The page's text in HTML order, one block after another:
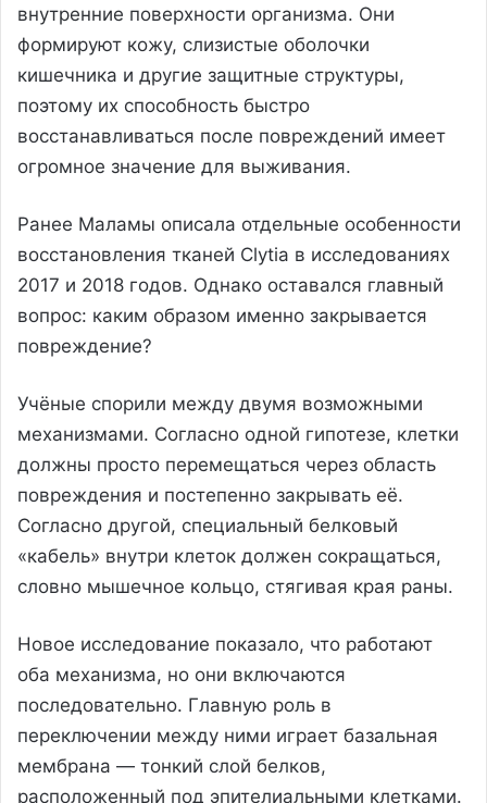
внутренние поверхности организма. Они
формируют кожу, слизистые оболочки
кишечника и другие защитные структуры,
поэтому их способность быстро
восстанавливаться после повреждений имеет
огромное значение для выживания.
Ранее Маламы описала отдельные особенности
восстановления тканей Clytia в исследованиях
2017 и 2018 годов. Однако оставался главный
вопрос: каким образом именно закрывается
повреждение?
Учёные спорили между двумя возможными
механизмами. Согласно одной гипотезе, клетки
должны просто перемещаться через область
повреждения и постепенно закрывать её.
Согласно другой, специальный белковый
«кабель» внутри клеток должен сокращаться,
словно мышечное кольцо, стягивая края раны.
Новое исследование показало, что работают
оба механизма, но они включаются
последовательно. Главную роль в
переключении между ними играет базальная
мембрана — тонкий слой белков,
расположенный под эпителиальными клетками.